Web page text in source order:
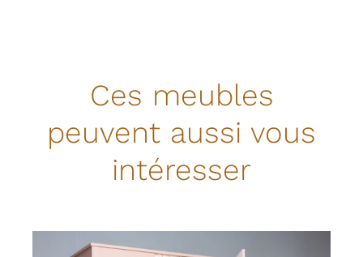
Ces meubles
peuvent aussi vous
intéresser